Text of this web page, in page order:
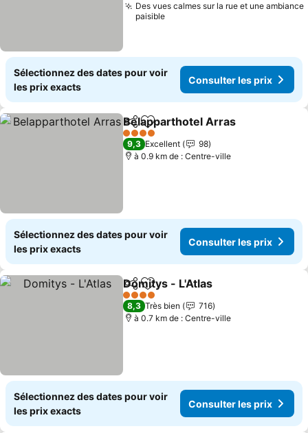
Des vues calmes sur la rue et une ambiance
paisible
Sélectionnez des dates pour voir
les prix exacts
Consulter les prix
PartagerAjouter à mes favoris
Belapparthotel Arras
4 Étoiles
9,3 Excellent
98
à 0.9 km de : Centre-ville
Sélectionnez des dates pour voir
les prix exacts
Consulter les prix
PartagerAjouter à mes favoris
Domitys - L'Atlas
4 Étoiles
8,3 Très bien
716
à 0.7 km de : Centre-ville
Sélectionnez des dates pour voir
les prix exacts
Consulter les prix